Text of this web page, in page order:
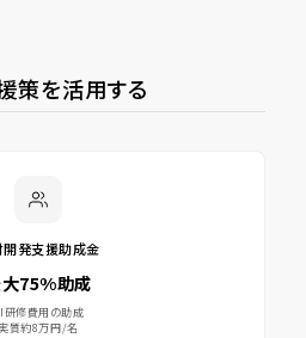
策を活用する
開発支援助成金
75%助成
研修費用の助成
実質約8万円/名